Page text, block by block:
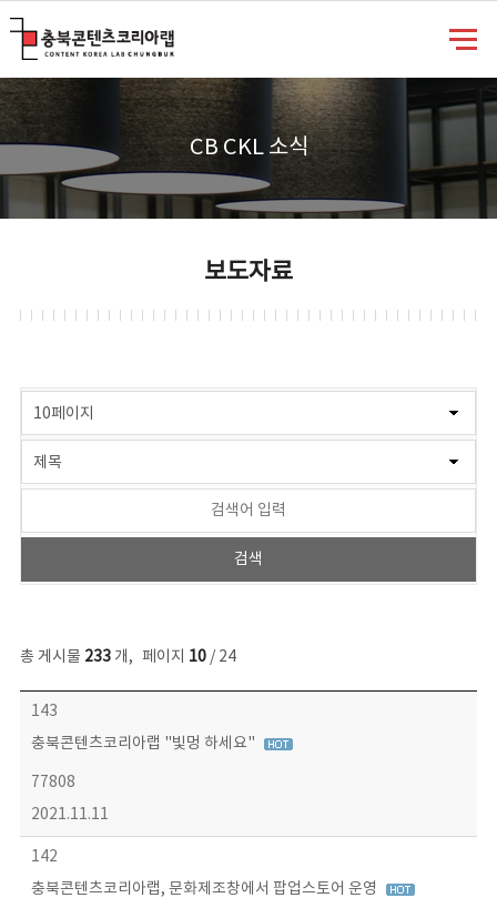
CB CKL 소식
보도자료
총 게시물 233개, 페이지 10/ 24
보도자료 목록 - 번호, 제목, 작성자, 파일, 조회수, 작성일 정보 제공
143
충북콘텐츠코리아랩 "빛멍 하세요"
77808
2021.11.11
142
충북콘텐츠코리아랩, 문화제조창에서 팝업스토어 운영